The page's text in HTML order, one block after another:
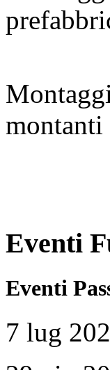
Eventi
Eventi
7 lug